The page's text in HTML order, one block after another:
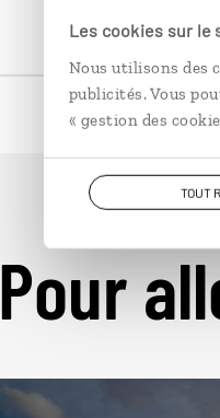
Les cookies sur le
Nous utilisons des
publicités. Vous
« gestion des
TOUT
Pour